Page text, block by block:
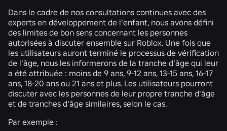
Dans le cadre de nos consultations continues avec des
experts en développement de l'enfant, nous avons défini
des limites de bon sens concernant les personnes
autorisées à discuter ensemble sur Roblox. Une fois que
les utilisateurs auront terminé le processus de vérification
de l'âge, nous les informerons de la tranche d'âge qui leur
a été attribuée : moins de 9 ans, 9-12 ans, 13-15 ans, 16-17
ans, 18-20 ans ou 21 ans et plus. Les utilisateurs pourront
discuter avec les personnes de leur propre tranche d'âge
et de tranches d'âge similaires, selon le cas.
Par exemple :